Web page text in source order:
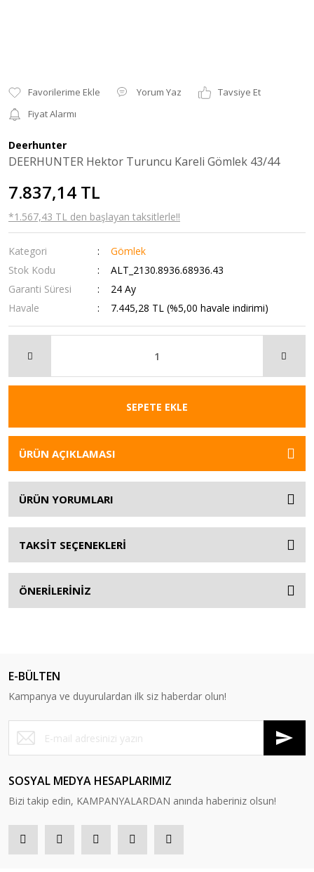
Yorum Yaz
Tavsiye Et
Fiyat Alarmı
Deerhunter
DEERHUNTER Hektor Turuncu Kareli Gömlek 43/44
7.837,14 TL
*1.567,43 TL den başlayan taksitlerle!!
Kategori
Gömlek
Stok Kodu
ALT_2130.8936.68936.43
Garanti Süresi
24 Ay
Havale
7.445,28 TL (%5,00 havale indirimi)
SEPETE EKLE
ÜRÜN AÇIKLAMASI
ÜRÜN YORUMLARI
TAKSİT SEÇENEKLERİ
ÖNERİLERİNİZ
E-BÜLTEN
Kampanya ve duyurulardan ilk siz haberdar olun!
SOSYAL MEDYA HESAPLARIMIZ
Bizi takip edin, KAMPANYALARDAN anında haberiniz olsun!